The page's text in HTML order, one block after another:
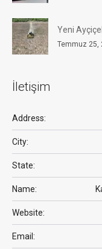
Yeni
Temmuz 25,
İletişim
Address:
City:
State:
Name:
Website:
Email: